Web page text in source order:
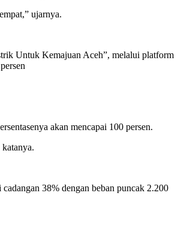
ujarnya.
Untuk Kemajuan Aceh”, melalui platform
akan mencapai 100 persen.
38% dengan beban puncak 2.200